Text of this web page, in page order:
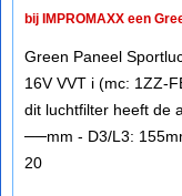
bij IMPROMAXX een
Green Paneel
16V VVT i (mc: 1ZZ-
dit luchtfilter heeft de
──mm - D3/L3:
20